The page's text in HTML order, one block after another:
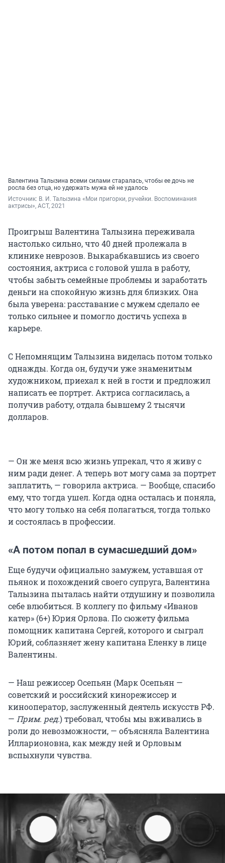
Валентина Талызина всеми силами старалась, чтобы ее дочь не
росла без отца, но удержать мужа ей не удалось
Источник: В. И. Талызина «Мои пригорки, ручейки. Воспоминания
актрисы», АСТ, 2021
Проигрыш Валентина Талызина переживала
настолько сильно, что 40 дней пролежала в
клинике неврозов. Выкарабкавшись из своего
состояния, актриса с головой ушла в работу,
чтобы забыть семейные проблемы и заработать
деньги на спокойную жизнь для близких. Она
была уверена: расставание с мужем сделало ее
только сильнее и помогло достичь успеха в
карьере.
С Непомнящим Талызина виделась потом только
однажды. Когда он, будучи уже знаменитым
художником, приехал к ней в гости и предложил
написать ее портрет. Актриса согласилась, а
получив работу, отдала бывшему 2 тысячи
долларов.
— Он же меня всю жизнь упрекал, что я живу с
ним ради денег. А теперь вот могу сама за портрет
заплатить, — говорила актриса. — Вообще, спасибо
ему, что тогда ушел. Когда одна осталась и поняла,
что могу только на себя полагаться, тогда только
и состоялась в профессии.
«А потом попал в сумасшедший дом»
Еще будучи официально замужем, уставшая от
пьянок и похождений своего супруга, Валентина
Талызина пыталась найти отдушину и позволила
себе влюбиться. В коллегу по фильму «Иванов
катер» (6+) Юрия Орлова. По сюжету фильма
помощник капитана Сергей, которого и сыграл
Юрий, соблазняет жену капитана Еленку в лице
Валентины.
— Наш режиссер Осепьян (Марк Осепьян —
советский и российский кинорежиссер и
кинооператор, заслуженный деятель искусств РФ.
— Прим. ред.) требовал, чтобы мы вживались в
роли до невозможности, — объясняла Валентина
Илларионовна, как между ней и Орловым
вспыхнули чувства.